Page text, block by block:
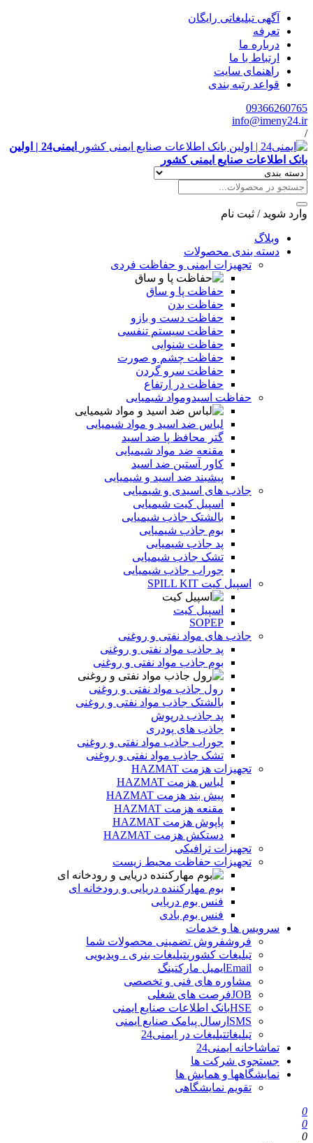
آگهی تبلیغاتی رایگان
تعرفه
درباره ما
ارتباط با ما
راهنمای سایت
قواعد رتبه بندی
09366260765
info@imeny24.ir
/
ایمنی24 | اولین
بانک اطلاعات صنایع ایمنی کشور
وارد شوید / ثبت نام
وبلاگ
دسته بندی محصولات
تجهیزات ایمنی و حفاظت فردی
حفاظت پا و ساق
حفاظت بدن
حفاظت دست و بازو
حفاظت سیستم تنفسی
حفاظت شنوایی
حفاظت چشم و صورت
حفاظت سرو گردن
حفاظت در ارتفاع
حفاظت اسیدومواد شیمیایی
لباس ضد اسید و مواد شیمیایی
گتر محافظ پا ضد اسید
مقنعه ضد مواد شیمیایی
کاور آستین ضد اسید
پیشبند ضد اسید و شیمیایی
جاذب های اسیدی و شیمیایی
اسپیل کیت شیمیایی
بالشتک جاذب شیمیایی
بوم جاذب شیمیایی
پد جاذب شیمیایی
تشک جاذب شیمیایی
جوراب جاذب شیمیایی
اسپیل کیت SPILL KIT
اسپیل کیت
SOPEP
جاذب های مواد نفتی و روغنی
پد جاذب مواد نفتی و روغنی
بوم جاذب مواد نفتی و روغنی
رول جاذب مواد نفتی و روغنی
بالشتک جاذب مواد نفتی و روغنی
پد جاذب درپوش
جاذب های پودری
جوراب جاذب مواد نفتی و روغنی
تشک جاذب مواد نفتی و روغنی
تجهیزات هزمت HAZMAT
لباس هزمت HAZMAT
پیش بند هزمت HAZMAT
مقنعه هزمت HAZMAT
پاپوش هزمت HAZMAT
دستکش هزمت HAZMAT
تجهیزات ترافیکی
تجهیزات حفاظت محیط زیست
بوم مهارکننده دریایی و رودخانه ای
فنس بوم دریایی
فنس بوم بادی
سرویس ها و خدمات
فروشفروش تضمینی محصولات شما
تبلیغات کشوریتبلیغات بنری ، ویدیویی
Email ایمیل مارکتینگ
مشاوره های فنی و تخصصی
JOBفرصت های شغلی
HSEبانک اطلاعات صنایع ایمنی
SMS ارسال پیامک صنایع ایمنی
تبلیغاتتبلیغات در ایمنی24
تماشاخانه ایمنی24
جستجوی شرکت ها
نمایشگاهها و همایش ها
تقویم نمایشگاهی
0
0
0